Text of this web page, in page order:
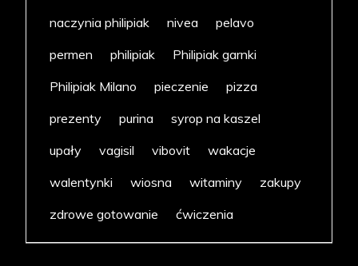
naczynia philipiak
nivea
pelavo
permen
philipiak
Philipiak garnki
Philipiak Milano
pieczenie
pizza
prezenty
purina
syrop na kaszel
upały
vagisil vibovit
wakacje
walentynki
wiosna witaminy
zakupy
zdrowe gotowanie
ćwiczenia